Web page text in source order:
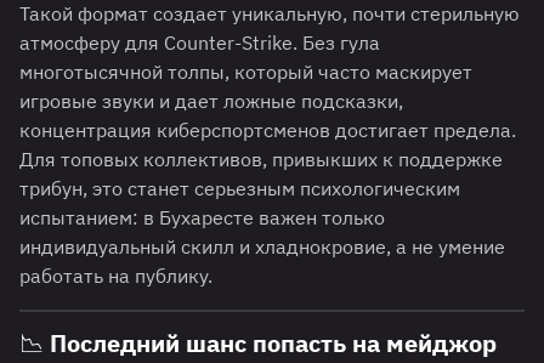
Такой формат создает уникальную, почти стерильную
атмосферу для Counter-Strike. Без гула
многотысячной толпы, который часто маскирует
игровые звуки и дает ложные подсказки,
концентрация киберспортсменов достигает предела.
Для топовых коллективов, привыкших к поддержке
трибун, это станет серьезным психологическим
испытанием: в Бухаресте важен только
индивидуальный скилл и хладнокровие, а не умение
работать на публику.
📉 Последний шанс попасть на мейджор